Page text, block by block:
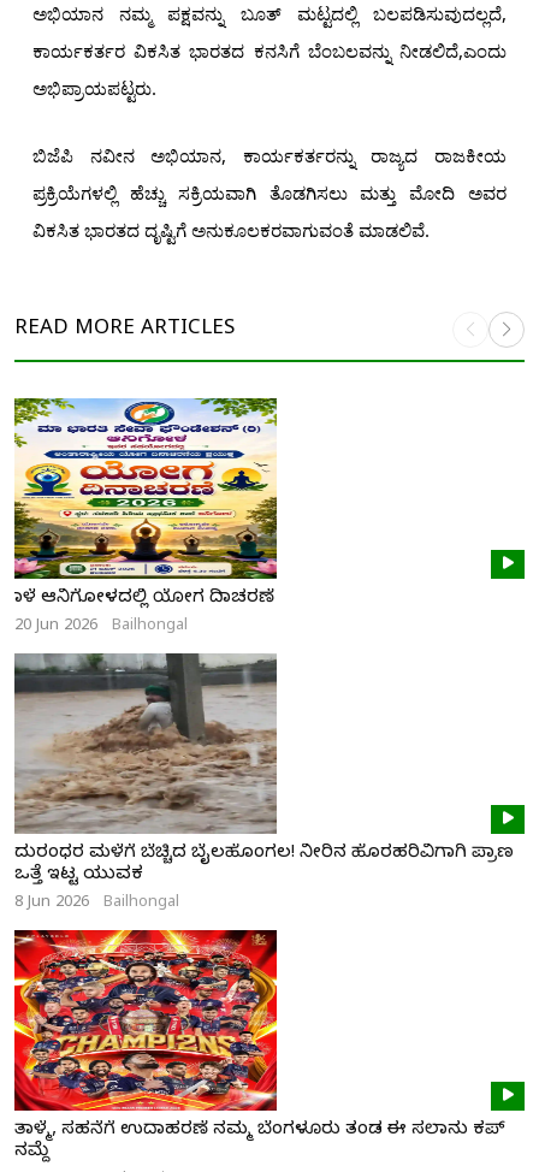
ಅಭಿಯಾನ ನಮ್ಮ ಪಕ್ಷವನ್ನು ಬೂತ್ ಮಟ್ಟದಲ್ಲಿ ಬಲಪಡಿಸುವುದಲ್ಲದೆ,
ಕಾರ್ಯಕರ್ತರ ವಿಕಸಿತ ಭಾರತದ ಕನಸಿಗೆ ಬೆಂಬಲವನ್ನು ನೀಡಲಿದೆ,ಎಂದು
ಅಭಿಪ್ರಾಯಪಟ್ಟರು.
ಬಿಜೆಪಿ ನವೀನ ಅಭಿಯಾನ, ಕಾರ್ಯಕರ್ತರನ್ನು ರಾಜ್ಯದ ರಾಜಕೀಯ
ಪ್ರಕ್ರಿಯೆಗಳಲ್ಲಿ ಹೆಚ್ಚು ಸಕ್ರಿಯವಾಗಿ ತೊಡಗಿಸಲು ಮತ್ತು ಮೋದಿ ಅವರ
ವಿಕಸಿತ ಭಾರತದ ದೃಷ್ಟಿಗೆ ಅನುಕೂಲಕರವಾಗುವಂತೆ ಮಾಡಲಿವೆ.
READ MORE ARTICLES
ನಾಳೆ ಆನಿಗೋಳದಲ್ಲಿ ಯೋಗ ದಿನಾಚರಣೆ
20 Jun 2026 Bailhongal
ದುರಂಧರ ಮಳೆಗೆ ಬೆಚ್ಚಿದ ಬೈಲಹೊಂಗಲ! ನೀರಿನ ಹೊರಹರಿವಿಗಾಗಿ ಪ್ರಾಣ
ಒತ್ತೆ ಇಟ್ಟ ಯುವಕ
8 Jun 2026 Bailhongal
ತಾಳ್ಮೆ, ಸಹನೆಗೆ ಉದಾಹರಣೆ ನಮ್ಮ ಬೆಂಗಳೂರು ತಂಡ ಈ ಸಲಾನು ಕಪ್
ನಮ್ದೆ